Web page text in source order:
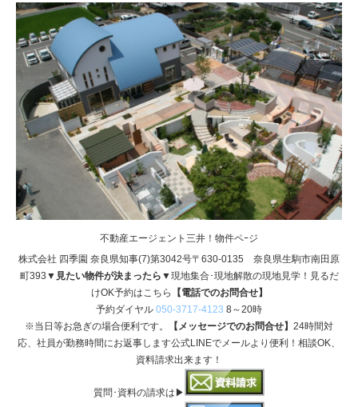
不動産エージェント三井！物件ペｰジ
株式会社 四季園 奈良県知事(7)第3042号〒630-0135 奈良県生駒市南田原
町393 ▼見たい物件が決まったら▼現地集合･現地解散の現地見学！見るだ
けOK予約はこちら
【電話でのお問合せ】
予約ダイヤル 050-3717-4123 8～20時
※当日等お急ぎの場合便利です。
【メッセージでのお問合せ】 24時間対
応、社員が勤務時間にお返事します公式LINEでメールより便利！相談OK、
資料請求出来ます！
質問･資料の請求は▶